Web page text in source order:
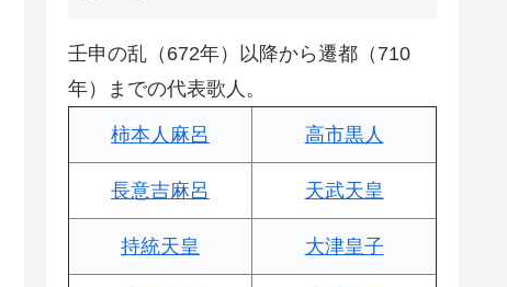
壬申の乱（672年）以降から遷都（710
年）までの代表歌人。
柿本人麻呂 高市黒人
長意吉麻呂 天武天皇
持統天皇 大津皇子